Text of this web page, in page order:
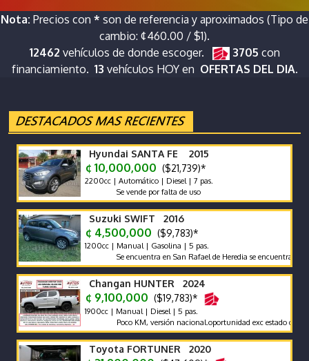
Nota: Precios con * son de referencia y aproximados (Tipo de
cambio: ¢460.00 / $1).
12462 vehículos de donde escoger. 3705 con
financiamiento. 13 vehículos HOY en OFERTAS DEL DIA.
Hyundai SANTA FE 2015
¢ 10,000,000 ($21,739)*
2200cc | Automático | Diesel | 7 pas.
Se vende por falta de uso
Suzuki SWIFT 2016
¢ 4,500,000 ($9,783)*
1200cc | Manual | Gasolina | 5 pas.
Se encuentra en San Rafael de Heredia se encuentra en
Changan HUNTER 2024
¢ 9,100,000 ($19,783)*
1900cc | Manual | Diesel | 5 pas.
Poco KM, versión nacional.oportunidad exc estado
Toyota FORTUNER 2020